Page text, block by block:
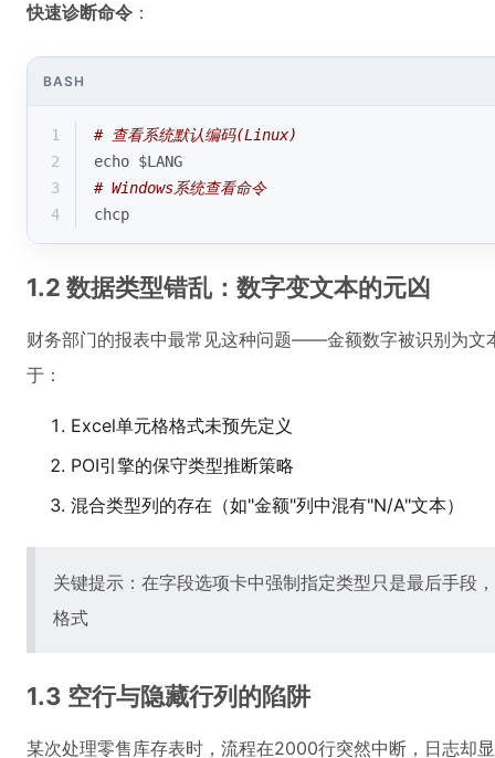
快速诊断命令 ：
BASH
1
# 查看系统默认编码(Linux)
2
echo $LANG
3
# Windows系统查看命令
4
chcp
1.2 数据类型错乱：数字变文本的元凶
财务部门的报表中最常见这种问题——金额数字被识别为文
于：
Excel单元格格式未预先定义
POI引擎的保守类型推断策略
混合类型列的存在（如"金额"列中混有"N/A"文本）
关键提示：在字段选项卡中强制指定类型只是最后手段
格式
1.3 空行与隐藏行列的陷阱
某次处理零售库存表时，流程在2000行突然中断，日志却